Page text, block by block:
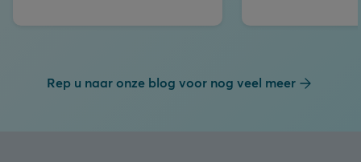
Rep u naar onze blog voor nog veel meer